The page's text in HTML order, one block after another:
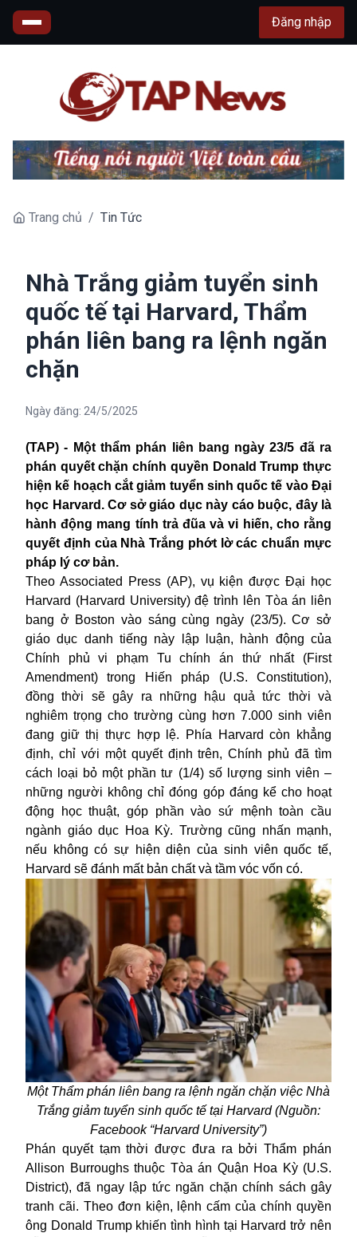
Đăng nhập
Trang chủ / Tin Tức
Nhà Trắng giảm tuyển sinh
quốc tế tại Harvard, Thẩm
phán liên bang ra lệnh ngăn
chặn
Ngày đăng: 24/5/2025
(TAP) - Một thẩm phán liên bang ngày 23/5 đã ra
phán quyết chặn chính quyền Donald Trump thực
hiện kế hoạch cắt giảm tuyển sinh quốc tế vào Đại
học Harvard. Cơ sở giáo dục này cáo buộc, đây là
hành động mang tính trả đũa và vi hiến, cho rằng
quyết định của Nhà Trắng phớt lờ các chuẩn mực
pháp lý cơ bản.
Theo Associated Press (AP), vụ kiện được Đại học
Harvard (Harvard University) đệ trình lên Tòa án liên
bang ở Boston vào sáng cùng ngày (23/5). Cơ sở
giáo dục danh tiếng này lập luận, hành động của
Chính phủ vi phạm Tu chính án thứ nhất (First
Amendment) trong Hiến pháp (U.S. Constitution),
đồng thời sẽ gây ra những hậu quả tức thời và
nghiêm trọng cho trường cùng hơn 7.000 sinh viên
đang giữ thị thực hợp lệ. Phía Harvard còn khẳng
định, chỉ với một quyết định trên, Chính phủ đã tìm
cách loại bỏ một phần tư (1/4) số lượng sinh viên –
những người không chỉ đóng góp đáng kể cho hoạt
động học thuật, góp phần vào sứ mệnh toàn cầu
ngành giáo dục Hoa Kỳ. Trường cũng nhấn mạnh,
nếu không có sự hiện diện của sinh viên quốc tế,
Harvard sẽ đánh mất bản chất và tầm vóc vốn có.
Một Thẩm phán liên bang ra lệnh ngăn chặn việc Nhà
Trắng giảm tuyển sinh quốc tế tại Harvard (Nguồn:
Facebook “Harvard University”)
Phán quyết tạm thời được đưa ra bởi Thẩm phán
Allison Burroughs thuộc Tòa án Quận Hoa Kỳ (U.S.
District), đã ngay lập tức ngăn chặn chính sách gây
tranh cãi. Theo đơn kiện, lệnh cấm của chính quyền
ông Donald Trump khiến tình hình tại Harvard trở nên